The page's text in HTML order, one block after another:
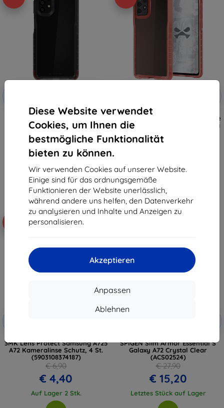
Diese Website verwendet
Cookies, um Ihnen die
bestmögliche Funktionalität
bieten zu können.
Wir verwenden Cookies auf unserer Website.
Einige sind für das ordnungsgemäße
Funktionieren der Website unerlässlich,
während andere uns helfen, den Datenverkehr
zu analysieren und Inhalte und Anzeigen zu
personalisieren.
Akzeptieren
Anpassen
Ablehnen
Ghostek Covert5 Smoke
ultradünne transparente Hülle
für Samsung Galaxy A72 5G
€ 16,90
€ 6,22
Letztes Stück auf Lager
Ghostek Covert5 rosa ultradünne
transparente Hülle für Samsung
€ 16,90
Auf Lager 2 Stk.
3MK Lens Protect Samsung A725
A72 Kameralinse Schutz, 4 St.
(5903108374187)
€ 6,90
€ 4,40
Auf Lager 2 Stk.
SPIGEN Slim Armor Essential S
Galaxy A72 Crystal Clear
(ACS02524)
€ 27,90
€ 15,20
Letztes Stück auf Lager